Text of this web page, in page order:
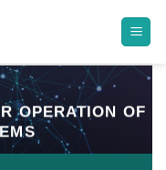
OPERATION OF